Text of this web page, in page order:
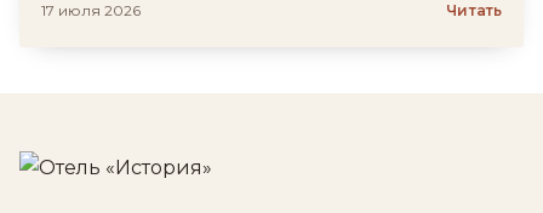
17 июля 2026 Читать